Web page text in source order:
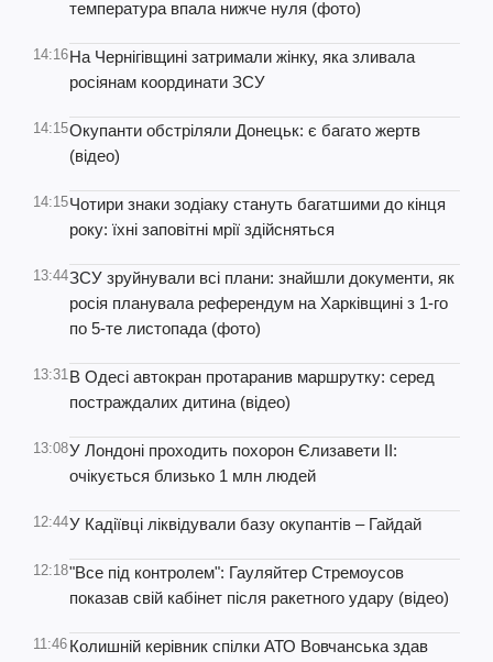
температура впала нижче нуля (фото)
14:16На Чернігівщині затримали жінку, яка зливала
росіянам координати ЗСУ
14:15Окупанти обстріляли Донецьк: є багато жертв
(відео)
14:15Чотири знаки зодіаку стануть багатшими до кінця
року: їхні заповітні мрії здійсняться
13:44ЗСУ зруйнували всі плани: знайшли документи, як
росія планувала референдум на Харківщині з 1-го
по 5-те листопада (фото)
13:31В Одесі автокран протаранив маршрутку: серед
постраждалих дитина (відео)
13:08У Лондоні проходить похорон Єлизавети ІІ:
очікується близько 1 млн людей
12:44У Кадіївці ліквідували базу окупантів – Гайдай
12:18"Все під контролем": Гауляйтер Стремоусов
показав свій кабінет після ракетного удару (відео)
11:46 Колишній керівник спілки АТО Вовчанська здав